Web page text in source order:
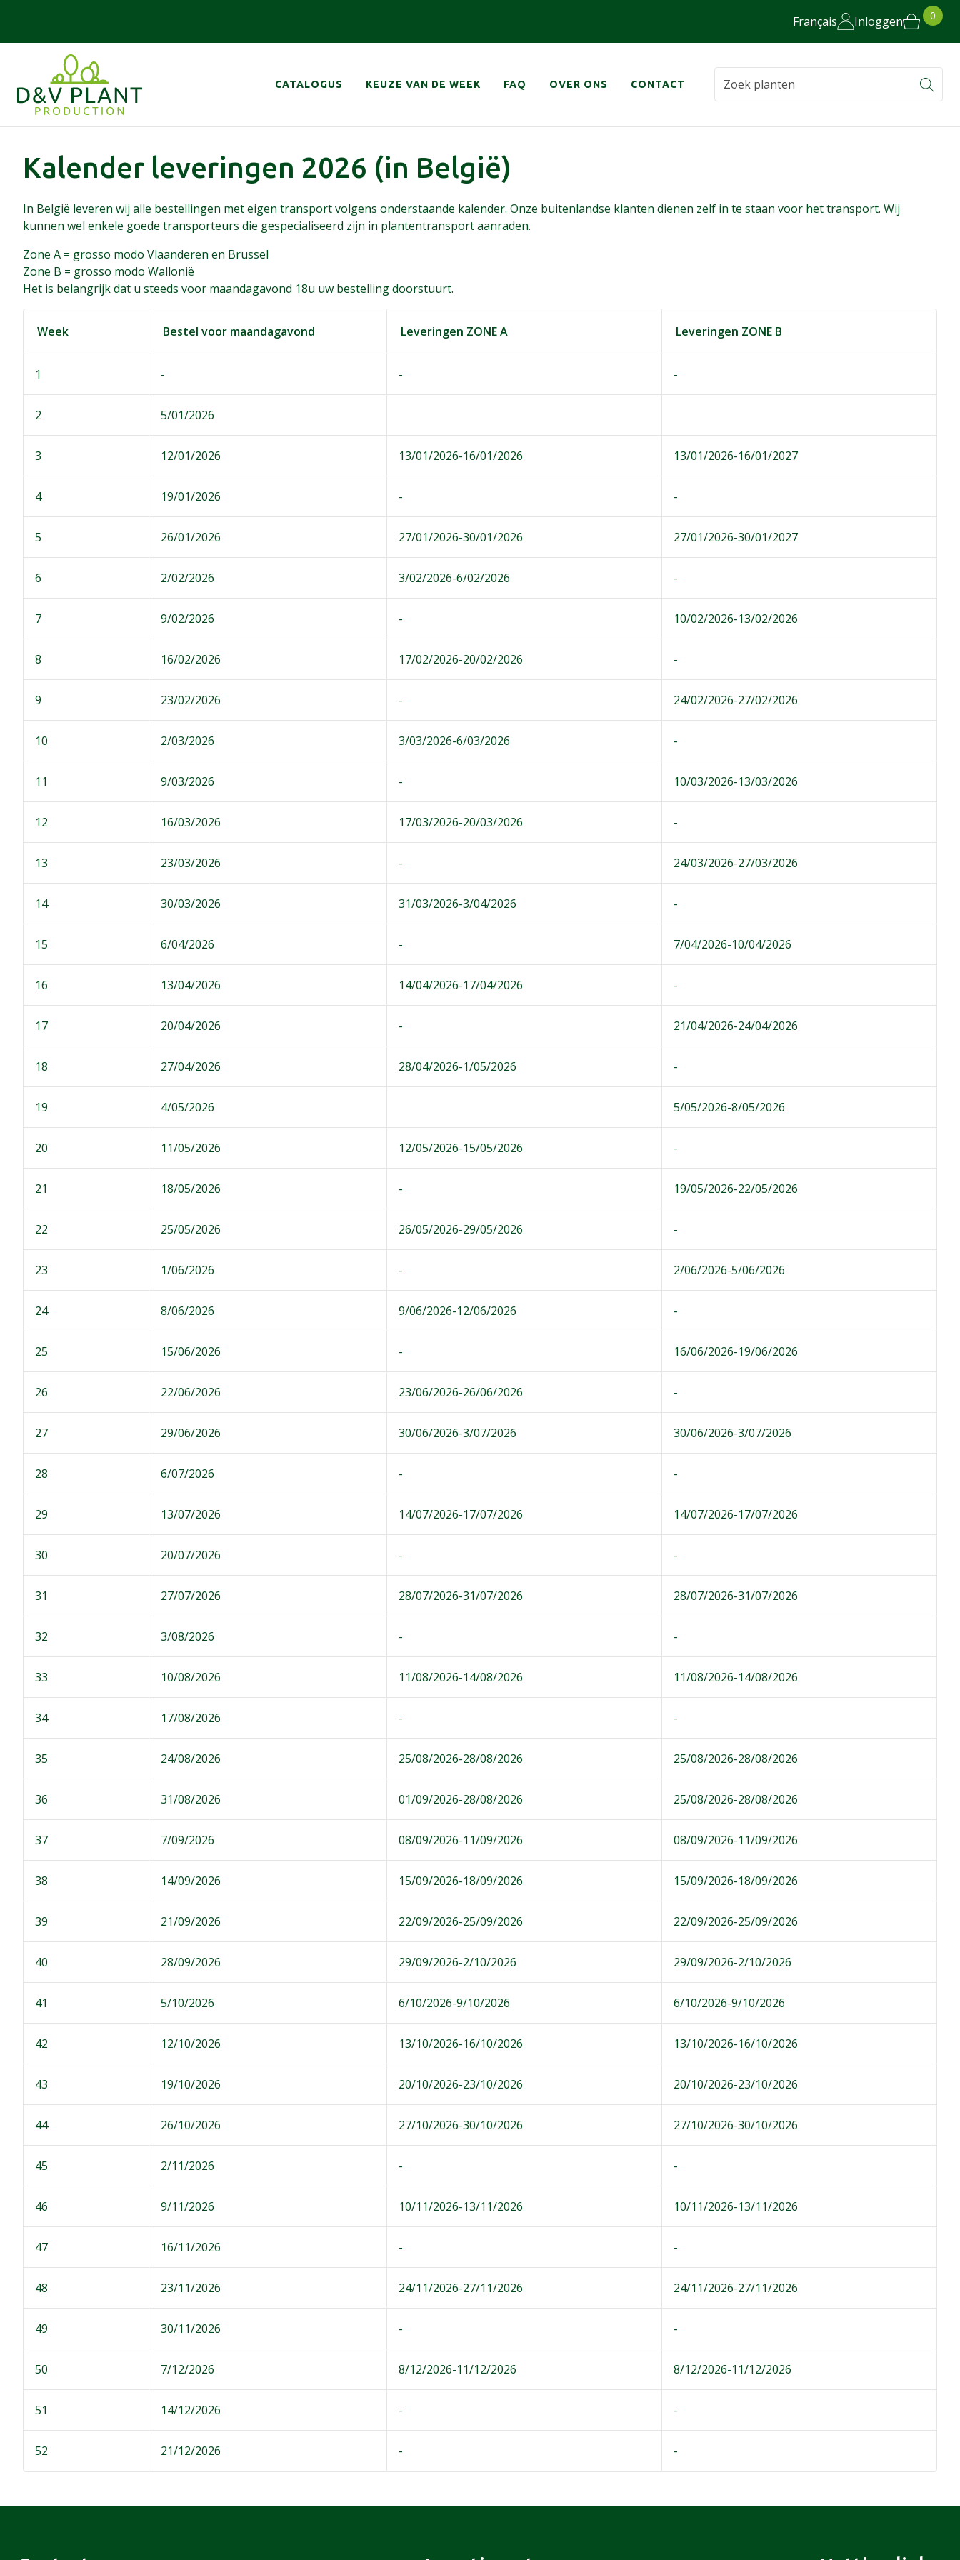
naar
gaan
Français Inloggen 0
Hoofdnavigatie
CATALOGUS KEUZE VAN DE WEEK FAQ OVER ONS CONTACT
Kalender leveringen 2026 (in België)
In België leveren wij alle bestellingen met eigen transport volgens onderstaande kalender. Onze buitenlandse klanten dienen zelf in te staan voor het transport. Wij
kunnen wel enkele goede transporteurs die gespecialiseerd zijn in plantentransport aanraden.
Zone A = grosso modo Vlaanderen en Brussel
Zone B = grosso modo Wallonië
Het is belangrijk dat u steeds voor maandagavond 18u uw bestelling doorstuurt.
Week Bestel voor maandagavond Leveringen ZONE A Leveringen ZONE B
1 - - -
2 5/01/2026
3 12/01/2026 13/01/2026-16/01/2026 13/01/2026-16/01/2027
4 19/01/2026 - -
5 26/01/2026 27/01/2026-30/01/2026 27/01/2026-30/01/2027
6 2/02/2026 3/02/2026-6/02/2026 -
7 9/02/2026 - 10/02/2026-13/02/2026
8 16/02/2026 17/02/2026-20/02/2026 -
9 23/02/2026 - 24/02/2026-27/02/2026
10 2/03/2026 3/03/2026-6/03/2026 -
11 9/03/2026 - 10/03/2026-13/03/2026
12 16/03/2026 17/03/2026-20/03/2026 -
13 23/03/2026 - 24/03/2026-27/03/2026
14 30/03/2026 31/03/2026-3/04/2026 -
15 6/04/2026 - 7/04/2026-10/04/2026
16 13/04/2026 14/04/2026-17/04/2026 -
17 20/04/2026 - 21/04/2026-24/04/2026
18 27/04/2026 28/04/2026-1/05/2026 -
19 4/05/2026 5/05/2026-8/05/2026
20 11/05/2026 12/05/2026-15/05/2026 -
21 18/05/2026 - 19/05/2026-22/05/2026
22 25/05/2026 26/05/2026-29/05/2026 -
23 1/06/2026 - 2/06/2026-5/06/2026
24 8/06/2026 9/06/2026-12/06/2026 -
25 15/06/2026 - 16/06/2026-19/06/2026
26 22/06/2026 23/06/2026-26/06/2026 -
27 29/06/2026 30/06/2026-3/07/2026 30/06/2026-3/07/2026
28 6/07/2026 - -
29 13/07/2026 14/07/2026-17/07/2026 14/07/2026-17/07/2026
30 20/07/2026 - -
31 27/07/2026 28/07/2026-31/07/2026 28/07/2026-31/07/2026
32 3/08/2026 - -
33 10/08/2026 11/08/2026-14/08/2026 11/08/2026-14/08/2026
34 17/08/2026 - -
35 24/08/2026 25/08/2026-28/08/2026 25/08/2026-28/08/2026
36 31/08/2026 01/09/2026-28/08/2026 25/08/2026-28/08/2026
37 7/09/2026 08/09/2026-11/09/2026 08/09/2026-11/09/2026
38 14/09/2026 15/09/2026-18/09/2026 15/09/2026-18/09/2026
39 21/09/2026 22/09/2026-25/09/2026 22/09/2026-25/09/2026
40 28/09/2026 29/09/2026-2/10/2026 29/09/2026-2/10/2026
41 5/10/2026 6/10/2026-9/10/2026 6/10/2026-9/10/2026
42 12/10/2026 13/10/2026-16/10/2026 13/10/2026-16/10/2026
43 19/10/2026 20/10/2026-23/10/2026 20/10/2026-23/10/2026
44 26/10/2026 27/10/2026-30/10/2026 27/10/2026-30/10/2026
45 2/11/2026 - -
46 9/11/2026 10/11/2026-13/11/2026 10/11/2026-13/11/2026
47 16/11/2026 - -
48 23/11/2026 24/11/2026-27/11/2026 24/11/2026-27/11/2026
49 30/11/2026 - -
50 7/12/2026 8/12/2026-11/12/2026 8/12/2026-11/12/2026
51 14/12/2026 - -
52 21/12/2026 - -